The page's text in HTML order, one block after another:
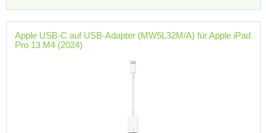
Apple USB-C auf USB-Adapter (MW5L32M/A) für Apple iPad
Pro 13 M4 (2024)